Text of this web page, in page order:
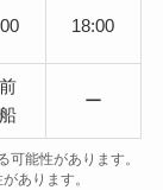
18:00
ー
能性があります。
あります。